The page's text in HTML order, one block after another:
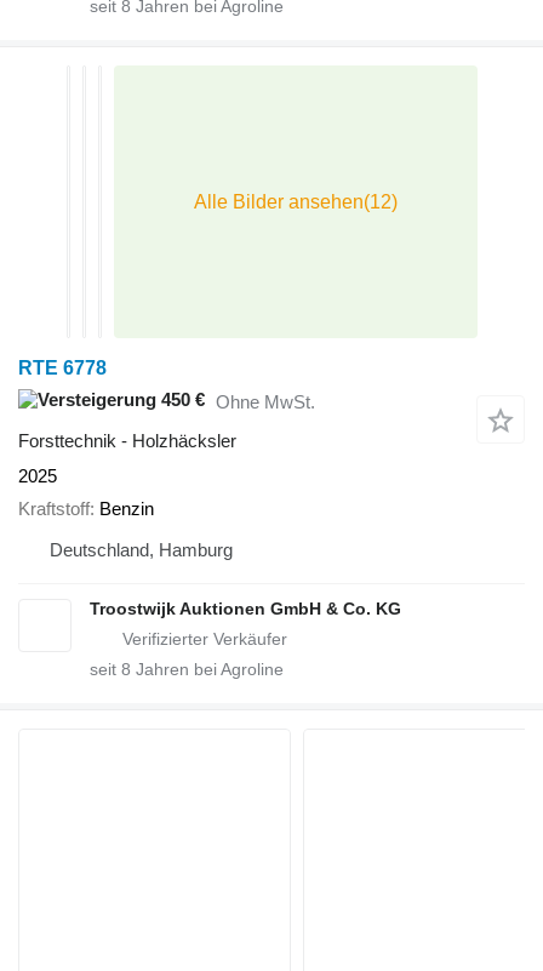
seit 8 Jahren bei Agroline
RTE 6778
450 € Ohne MwSt.
Forsttechnik - Holzhäcksler
2025
Kraftstoff Benzin
Deutschland, Hamburg
Troostwijk Auktionen GmbH & Co. KG
seit 8 Jahren bei Agroline